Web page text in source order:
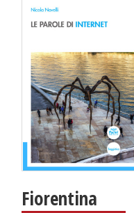
Fiorentina